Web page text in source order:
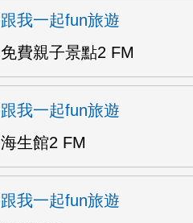
跟我一起fun旅遊
免費親子景點2 FM
跟我一起fun旅遊
海生館2 FM
跟我一起fun旅遊